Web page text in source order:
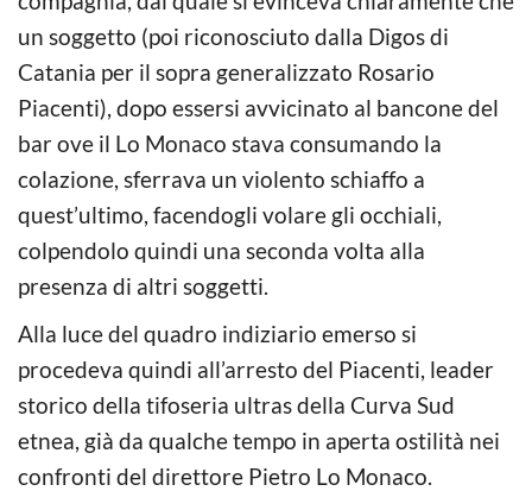
un soggetto (poi riconosciuto dalla Digos di
Catania per il sopra generalizzato Rosario
Piacenti), dopo essersi avvicinato al bancone del
bar ove il Lo Monaco stava consumando la
colazione, sferrava un violento schiaffo a
quest’ultimo, facendogli volare gli occhiali,
colpendolo quindi una seconda volta alla
presenza di altri soggetti.
Alla luce del quadro indiziario emerso si
procedeva quindi all’arresto del Piacenti, leader
storico della tifoseria ultras della Curva Sud
etnea, già da qualche tempo in aperta ostilità nei
confronti del direttore Pietro Lo Monaco.